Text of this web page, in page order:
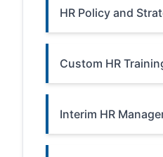
HR Policy and
Custom HR
Interim HR